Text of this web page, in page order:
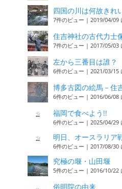
四国の川は何故きれ
7件のビュー | 2019/04/09
住吉神社の古代力士
7件のビュー | 2017/05/03
左から三番目は誰？
6件のビュー | 2021/03/15
博多古図の絵馬－住
6件のビュー | 2016/06/08
福岡で食べよう!!
6件のビュー | 2025/04/29
明日、オースラリア
6件のビュー | 2017/08/30
究極の堰・山田堰
5件のビュー | 2016/10/22
俗明院の由来